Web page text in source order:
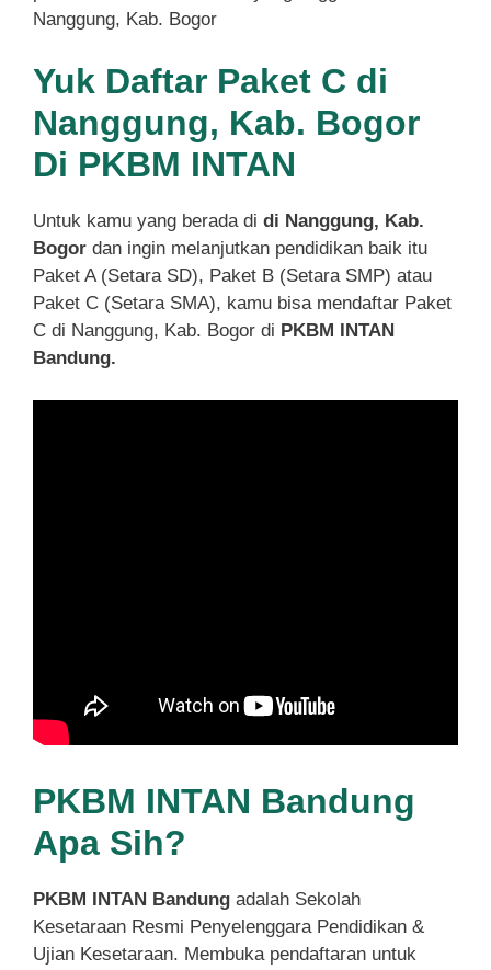
Nanggung, Kab. Bogor
Yuk Daftar Paket C di
Nanggung, Kab. Bogor
Di PKBM INTAN
Untuk kamu yang berada di di Nanggung, Kab.
Bogor dan ingin melanjutkan pendidikan baik itu
Paket A (Setara SD), Paket B (Setara SMP) atau
Paket C (Setara SMA), kamu bisa mendaftar Paket
C di Nanggung, Kab. Bogor di PKBM INTAN
Bandung.
PKBM INTAN Bandung
Apa Sih?
PKBM INTAN Bandung adalah Sekolah
Kesetaraan Resmi Penyelenggara Pendidikan &
Ujian Kesetaraan. Membuka pendaftaran untuk